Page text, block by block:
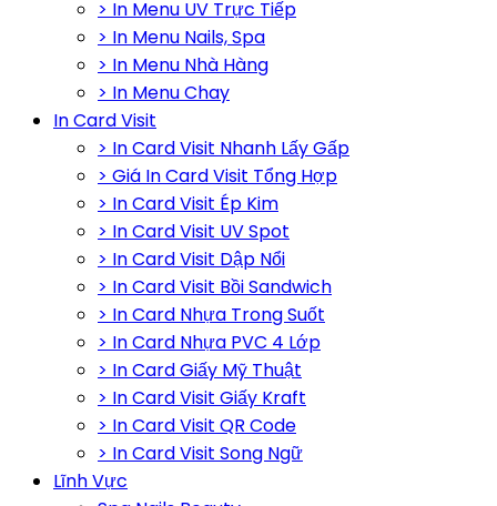
> In Menu UV Trực Tiếp
> In Menu Nails, Spa
> In Menu Nhà Hàng
> In Menu Chay
In Card Visit
> In Card Visit Nhanh Lấy Gấp
> Giá In Card Visit Tổng Hợp
> In Card Visit Ép Kim
> In Card Visit UV Spot
> In Card Visit Dập Nổi
> In Card Visit Bồi Sandwich
> In Card Nhựa Trong Suốt
> In Card Nhựa PVC 4 Lớp
> In Card Giấy Mỹ Thuật
> In Card Visit Giấy Kraft
> In Card Visit QR Code
> In Card Visit Song Ngữ
Lĩnh Vực